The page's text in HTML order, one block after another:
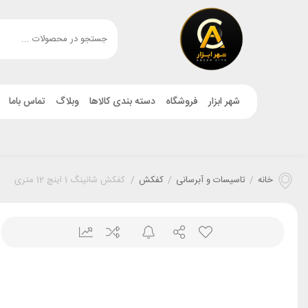
شهر ابزار فروشگاه دسته بندی کالاها وبلاگ تماس باما
خانه / تاسیسات و آبرسانی / کفکش / کفکش شانینگ 1 اینچ 12 متری